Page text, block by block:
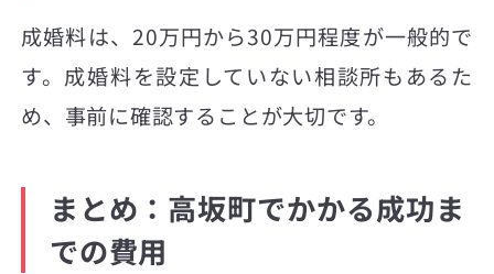
成婚料は、20万円から30万円程度が一般的で
す。成婚料を設定していない相談所もあるた
め、事前に確認することが大切です。
まとめ：高坂町でかかる成功ま
での費用